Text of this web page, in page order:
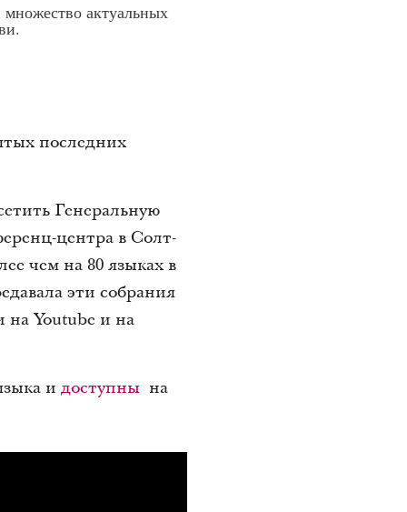
актуальных
последних
Генеральную
центра в Солт-
чем на 80 языках в
эти собрания
на Youtube и на
и доступны на